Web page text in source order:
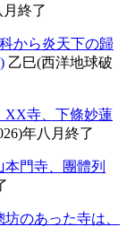
終了
から炎天下の歸
乙巳(西洋地球破
寺、下條妙蓮
年八月終了
門寺、團體列
のあった寺は、